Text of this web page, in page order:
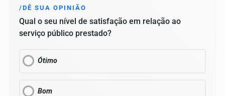
/DÊ SUA OPINIÃO
Qual o seu nível de satisfação em relação ao
serviço público prestado?
Ótimo
Bom